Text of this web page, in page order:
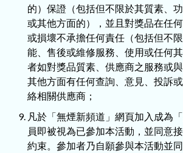
的）保證（包括但不限於其質素、
或其他方面的），並且對獎品在任
或損壞不承擔任何責任（包括但不
能、售後或維修服務、使用或任何
者如對獎品質素、供應商之服務或
其他方面有任何查詢、意見、投訴
絡相關供應商；
凡於「無煙新頻道」網頁加入成為
員即被視為已參加本活動，並同意
約束。參加者乃自願參與本活動並